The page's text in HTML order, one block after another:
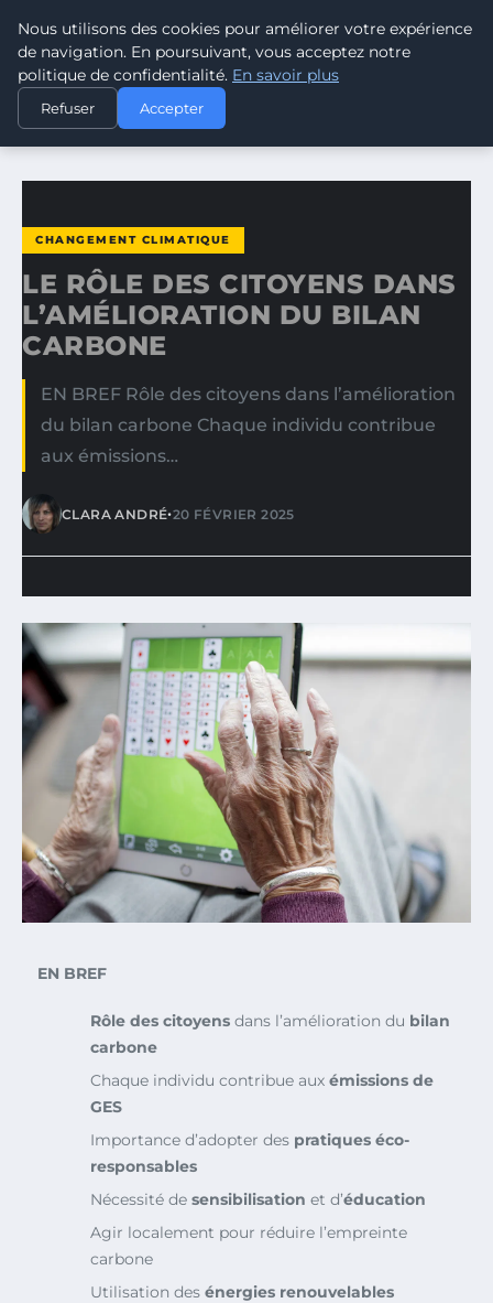
CLIMATE RESPONSE BLOG
ACCUEIL
CHANGEMENT CLIMATIQUE
LE RÔLE DES CITOYENS DANS L’AMÉLIORATION DU BILAN…
CHANGEMENT CLIMATIQUE
LE RÔLE DES CITOYENS DANS
L’AMÉLIORATION DU BILAN
CARBONE
EN BREF Rôle des citoyens dans l’amélioration
du bilan carbone Chaque individu contribue
aux émissions…
CLARA ANDRÉ•20 FÉVRIER 2025
EN BREF
Rôle des citoyens dans l’amélioration du bilan
carbone
Chaque individu contribue aux émissions de
GES
Importance d’adopter des pratiques éco-
responsables
Nécessité de sensibilisation et d’éducation
Agir localement pour réduire l’empreinte
carbone
Utilisation des énergies renouvelables
Nous utilisons des cookies pour améliorer votre expérience
de navigation. En poursuivant, vous acceptez notre
politique de confidentialité. En savoir plus
Refuser Accepter